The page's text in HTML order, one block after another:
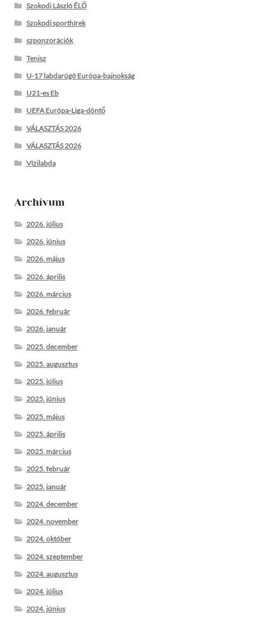
Szokodi László ÉLŐ
Szokodi sporthírek
szponzorációk
Tenisz
U-17 labdarúgó Európa-bajnokság
U21-es Eb
UEFA Európa-Liga-döntő
VÁLASZTÁS 2026
VÁLASZTÁS 2026
Vízilabda
Archívum
2026. július
2026. június
2026. május
2026. április
2026. március
2026. február
2026. január
2025. december
2025. augusztus
2025. július
2025. június
2025. május
2025. április
2025. március
2025. február
2025. január
2024. december
2024. november
2024. október
2024. szeptember
2024. augusztus
2024. július
2024. június